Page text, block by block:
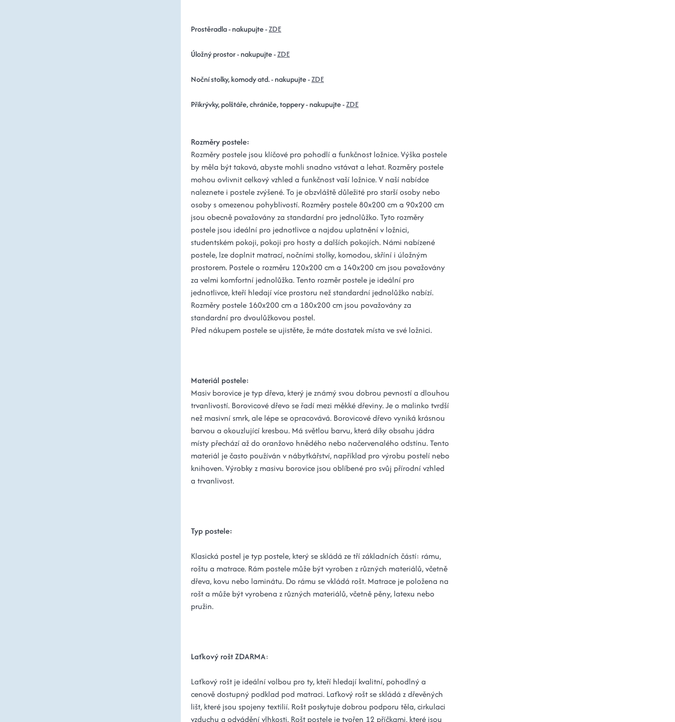
Prostěradla - nakupujte -ZDE
Úložný prostor - nakupujte -ZDE
Noční stolky, komody atd. - nakupujte -ZDE
Přikrývky, polštáře, chrániče, toppery - nakupujte -ZDE
Rozměry postele:
Rozměry postele jsou klíčové pro pohodlí a funkčnost ložnice. Výška postele
by měla být taková, abyste mohli snadno vstávat a lehat. Rozměry postele
mohou ovlivnit celkový vzhled a funkčnost vaší ložnice. V naší nabídce
naleznete i postele zvýšené. To je obzvláště důležité pro starší osoby nebo
osoby s omezenou pohyblivostí. Rozměry postele 80x200 cm a 90x200 cm
jsou obecně považovány za standardní pro jednolůžko. Tyto rozměry
postele jsou ideální pro jednotlivce a najdou uplatnění v ložnici,
studentském pokoji, pokoji pro hosty a dalších pokojích. Námi nabízené
postele, lze doplnit matrací, nočními stolky, komodou, skříní i úložným
prostorem. Postele o rozměru 120x200 cm a 140x200 cm jsou považovány
za velmi komfortní jednolůžka. Tento rozměr postele je ideální pro
jednotlivce, kteří hledají více prostoru než standardní jednolůžko nabízí.
Rozměry postele 160x200 cm a 180x200 cm jsou považovány za
standardní pro dvoulůžkovou postel.
Před nákupem postele se ujistěte, že máte dostatek místa ve své ložnici.
Materiál postele:
Masiv borovice je typ dřeva, který je známý svou dobrou pevností a dlouhou
trvanlivostí. Borovicové dřevo se řadí mezi měkké dřeviny. Je o malinko tvrdší
než masivní smrk, ale lépe se opracovává. Borovicové dřevo vyniká krásnou
barvou a okouzlující kresbou. Má světlou barvu, která díky obsahu jádra
místy přechází až do oranžovo hnědého nebo načervenalého odstínu. Tento
materiál je často používán v nábytkářství, například pro výrobu postelí nebo
knihoven. Výrobky z masivu borovice jsou oblíbené pro svůj přírodní vzhled
a trvanlivost.
Typ postele:
Klasická postel je typ postele, který se skládá ze tří základních částí: rámu,
roštu a matrace. Rám postele může být vyroben z různých materiálů, včetně
dřeva, kovu nebo laminátu. Do rámu se vkládá rošt. Matrace je položena na
rošt a může být vyrobena z různých materiálů, včetně pěny, latexu nebo
pružin.
Laťkový rošt ZDARMA:
Laťkový rošt je ideální volbou pro ty, kteří hledají kvalitní, pohodlný a
cenově dostupný podklad pod matraci. Laťkový rošt se skládá z dřevěných
lišt, které jsou spojeny textilií. Rošt poskytuje dobrou podporu těla, cirkulaci
vzduchu a odvádění vlhkosti. Rošt postele je tvořen 12 příčkami, které jsou